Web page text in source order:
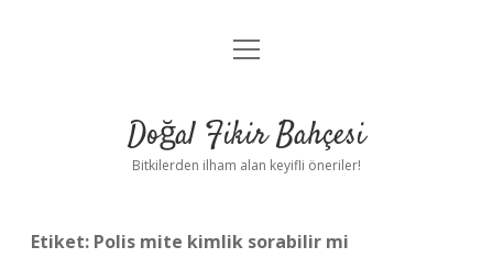
Anasayfa
Yasal Uyarı
menüyü
Doğal Fikir Bahçesi
Bitkilerden ilham alan keyifli öneriler!
Etiket: Polis mite kimlik sorabilir mi